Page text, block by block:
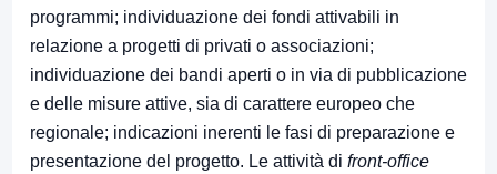
programmi; individuazione dei fondi attivabili in
relazione a progetti di privati o associazioni;
individuazione dei bandi aperti o in via di pubblicazione
e delle misure attive, sia di carattere europeo che
regionale; indicazioni inerenti le fasi di preparazione e
presentazione del progetto. Le attività di front-office